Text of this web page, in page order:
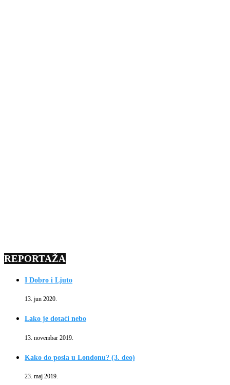
REPORTAŽA
I Dobro i Ljuto
13. jun 2020.
Lako je dotaći nebo
13. novembar 2019.
Kako do posla u Londonu? (3. deo)
23. maj 2019.